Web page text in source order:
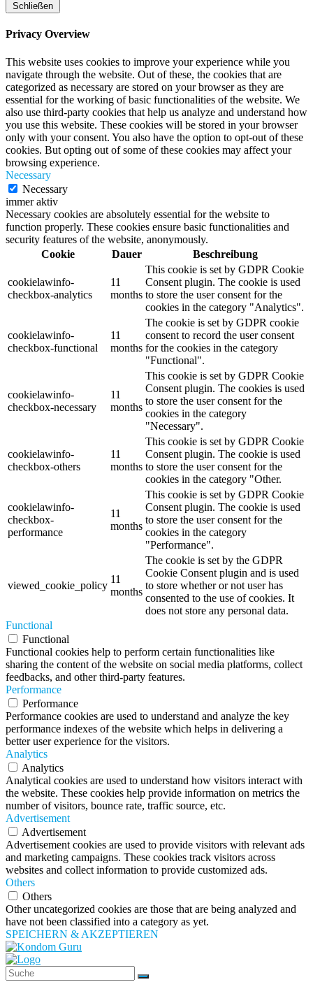
Schließen
Privacy Overview
This website uses cookies to improve your experience while you
navigate through the website. Out of these, the cookies that are
categorized as necessary are stored on your browser as they are
essential for the working of basic functionalities of the website. We
also use third-party cookies that help us analyze and understand how
you use this website. These cookies will be stored in your browser
only with your consent. You also have the option to opt-out of these
cookies. But opting out of some of these cookies may affect your
browsing experience.
Necessary
Necessary
immer aktiv
Necessary cookies are absolutely essential for the website to
function properly. These cookies ensure basic functionalities and
security features of the website, anonymously.
Cookie
Dauer Beschreibung
cookielawinfo-
checkbox-analytics
11
months
This cookie is set by GDPR Cookie
Consent plugin. The cookie is used
to store the user consent for the
cookies in the category "Analytics".
cookielawinfo-
checkbox-functional
11
months
The cookie is set by GDPR cookie
consent to record the user consent
for the cookies in the category
"Functional".
cookielawinfo-
checkbox-necessary
11
months
This cookie is set by GDPR Cookie
Consent plugin. The cookies is used
to store the user consent for the
cookies in the category
"Necessary".
cookielawinfo-
checkbox-others
11
months
This cookie is set by GDPR Cookie
Consent plugin. The cookie is used
to store the user consent for the
cookies in the category "Other.
cookielawinfo-
checkbox-
performance
11
months
This cookie is set by GDPR Cookie
Consent plugin. The cookie is used
to store the user consent for the
cookies in the category
"Performance".
viewed_cookie_policy
11
months
The cookie is set by the GDPR
Cookie Consent plugin and is used
to store whether or not user has
consented to the use of cookies. It
does not store any personal data.
Functional
Functional
Functional cookies help to perform certain functionalities like
sharing the content of the website on social media platforms, collect
feedbacks, and other third-party features.
Performance
Performance
Performance cookies are used to understand and analyze the key
performance indexes of the website which helps in delivering a
better user experience for the visitors.
Analytics
Analytics
Analytical cookies are used to understand how visitors interact with
the website. These cookies help provide information on metrics the
number of visitors, bounce rate, traffic source, etc.
Advertisement
Advertisement
Advertisement cookies are used to provide visitors with relevant ads
and marketing campaigns. These cookies track visitors across
websites and collect information to provide customized ads.
Others
Others
Other uncategorized cookies are those that are being analyzed and
have not been classified into a category as yet.
SPEICHERN & AKZEPTIEREN